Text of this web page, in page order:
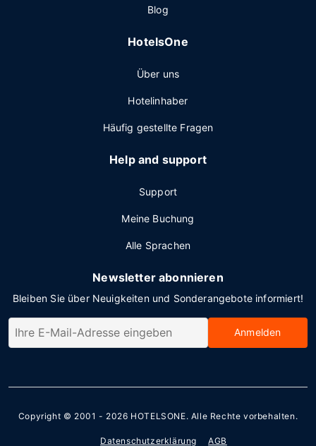
Blog
HotelsOne
Über uns
Hotelinhaber
Häufig gestellte Fragen
Help and support
Support
Meine Buchung
Alle Sprachen
Newsletter abonnieren
Bleiben Sie über Neuigkeiten und Sonderangebote informiert!
Anmelden
Copyright © 2001 - 2026 HOTELSONE. Alle Rechte vorbehalten.
Datenschutzerklärung AGB